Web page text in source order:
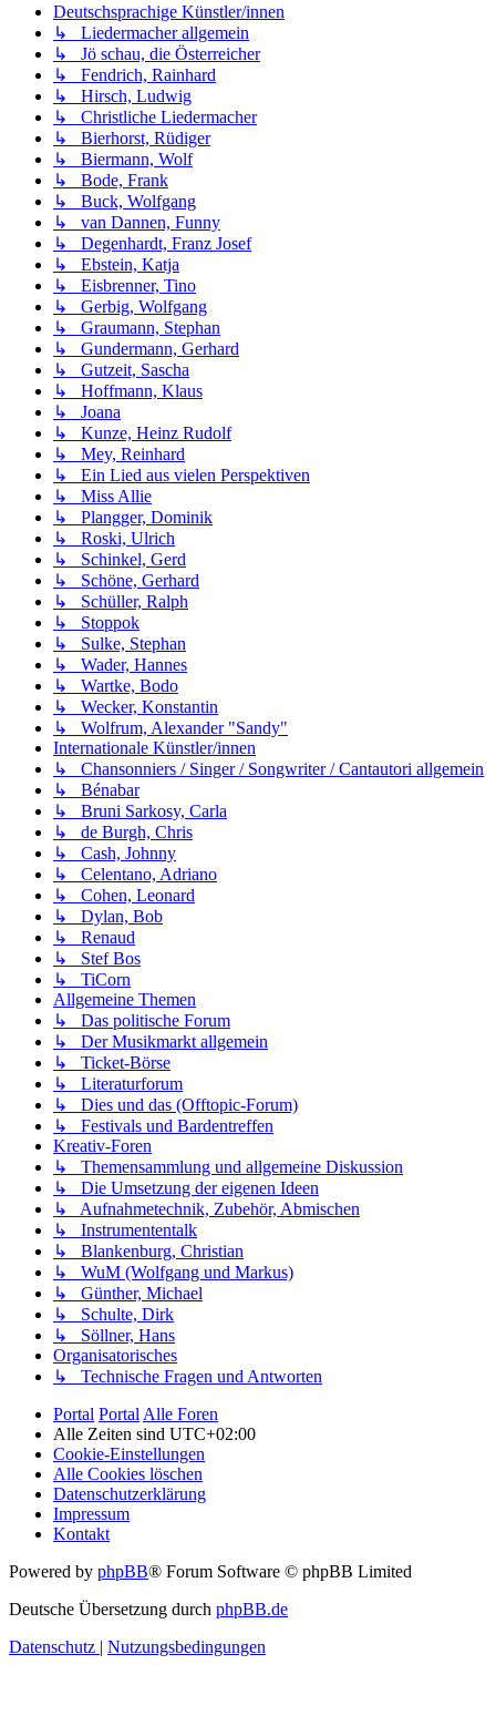
Deutschsprachige Künstler/innen
↳ Liedermacher allgemein
↳ Jö schau, die Österreicher
↳ Fendrich, Rainhard
↳ Hirsch, Ludwig
↳ Christliche Liedermacher
↳ Bierhorst, Rüdiger
↳ Biermann, Wolf
↳ Bode, Frank
↳ Buck, Wolfgang
↳ van Dannen, Funny
↳ Degenhardt, Franz Josef
↳ Ebstein, Katja
↳ Eisbrenner, Tino
↳ Gerbig, Wolfgang
↳ Graumann, Stephan
↳ Gundermann, Gerhard
↳ Gutzeit, Sascha
↳ Hoffmann, Klaus
↳ Joana
↳ Kunze, Heinz Rudolf
↳ Mey, Reinhard
↳ Ein Lied aus vielen Perspektiven
↳ Miss Allie
↳ Plangger, Dominik
↳ Roski, Ulrich
↳ Schinkel, Gerd
↳ Schöne, Gerhard
↳ Schüller, Ralph
↳ Stoppok
↳ Sulke, Stephan
↳ Wader, Hannes
↳ Wartke, Bodo
↳ Wecker, Konstantin
↳ Wolfrum, Alexander "Sandy"
Internationale Künstler/innen
↳ Chansonniers / Singer / Songwriter / Cantautori allgemein
↳ Bénabar
↳ Bruni Sarkosy, Carla
↳ de Burgh, Chris
↳ Cash, Johnny
↳ Celentano, Adriano
↳ Cohen, Leonard
↳ Dylan, Bob
↳ Renaud
↳ Stef Bos
↳ TiCorn
Allgemeine Themen
↳ Das politische Forum
↳ Der Musikmarkt allgemein
↳ Ticket-Börse
↳ Literaturforum
↳ Dies und das (Offtopic-Forum)
↳ Festivals und Bardentreffen
Kreativ-Foren
↳ Themensammlung und allgemeine Diskussion
↳ Die Umsetzung der eigenen Ideen
↳ Aufnahmetechnik, Zubehör, Abmischen
↳ Instrumententalk
↳ Blankenburg, Christian
↳ WuM (Wolfgang und Markus)
↳ Günther, Michael
↳ Schulte, Dirk
↳ Söllner, Hans
Organisatorisches
↳ Technische Fragen und Antworten
Portal Portal Alle Foren
Alle Zeiten sind UTC+02:00
Cookie-Einstellungen
Alle Cookies löschen
Datenschutzerklärung
Impressum
Kontakt
Powered by phpBB® Forum Software © phpBB Limited
Deutsche Übersetzung durch phpBB.de
Datenschutz | Nutzungsbedingungen